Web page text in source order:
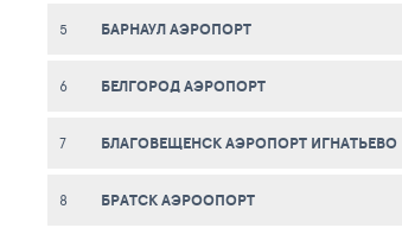
5 БАРНАУЛ АЭРОПОРТ
6 БЕЛГОРОД АЭРОПОРТ
7 БЛАГОВЕЩЕНСК АЭРОПОРТ ИГНАТЬЕВО
8 БРАТСК АЭРООПОРТ